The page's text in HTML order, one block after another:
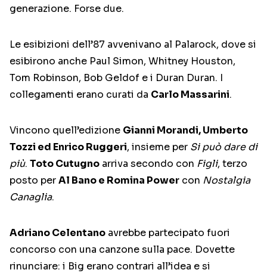
generazione. Forse due.
Le esibizioni dell’87 avvenivano al Palarock, dove si
esibirono anche Paul Simon, Whitney Houston,
Tom Robinson, Bob Geldof e i Duran Duran. I
collegamenti erano curati da Carlo Massarini.
Vincono quell’edizione Gianni Morandi, Umberto
Tozzi ed Enrico Ruggeri, insieme per Si può dare di
più. Toto Cutugno arriva secondo con Figli, terzo
posto perAl Bano e Romina Power con Nostalgia
Canaglia.
Adriano Celentano avrebbe partecipato fuori
concorso con una canzone sulla pace. Dovette
rinunciare: i Big erano contrari all’idea e si